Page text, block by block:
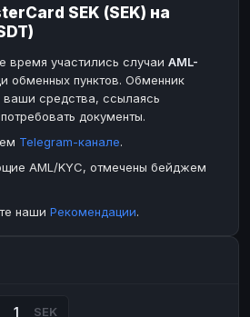
BEP20
SOL
XRP
Ether Classic
USD
USD
RUB
Paxum
Payoneer
SEK (SEK) на
время участились случаи AML-
обменных пунктов. Обменник
средства, ссылаясь
документы.
Telegram-канале.
AML/KYC, отмечены бейджем
наши Рекомендации.
SEK